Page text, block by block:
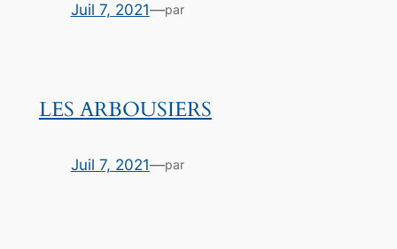
Juil 7, 2021—par
LES ARBOUSIERS
Juil 7, 2021—par